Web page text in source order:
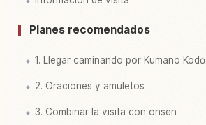
Planes recomendados
1. Llegar caminando por Kumano Kodō
2. Oraciones y amuletos
3. Combinar la visita con onsen